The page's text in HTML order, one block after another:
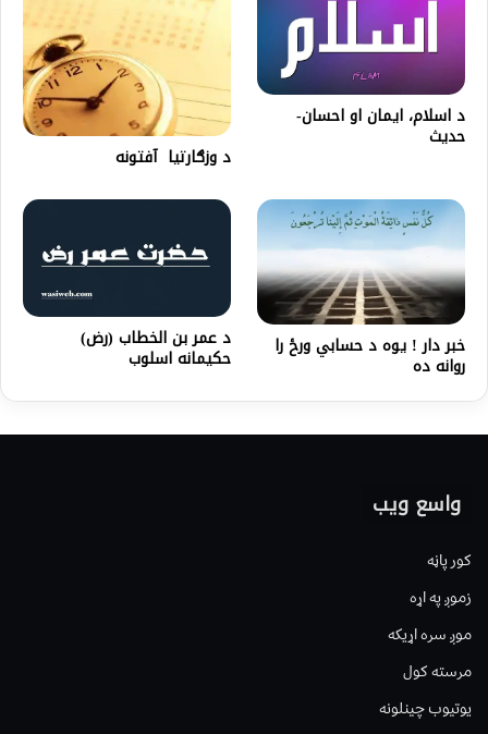
د اسلام، ایمان او احسان-
حدیث
د وزګارتيا آفتونه
خبر دار ! یوه د حسابي ورځ را
روانه ده
د عمر بن الخطاب (رض)
حکیمانه اسلوب
واسع ویب
کور پاڼه
زموږ په اړه
موږ سره اړیکه
مرسته کول
یوتیوب چینلونه